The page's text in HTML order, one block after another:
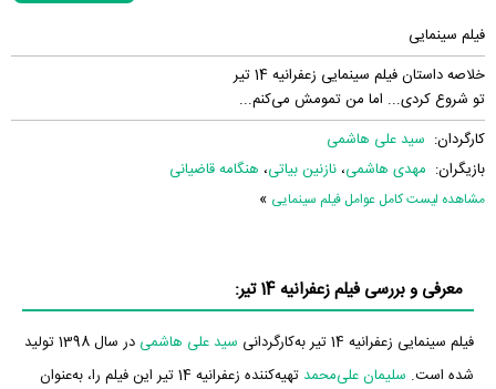
فیلم سینمایی
خلاصه داستان فیلم سینمایی زعفرانیه 14 تیر
تو شروع کردی... اما من تمومش می‌کنم...
کارگردان: سید علی هاشمی
بازیگران: مهدی هاشمی، نازنین بیاتی، هنگامه قاضیانی
مشاهده لیست کامل عوامل فیلم سینمایی »
معرفی و بررسی فیلم زعفرانیه 14 تیر:
فیلم سینمایی زعفرانیه 14 تیر به‌کارگردانی سید علی هاشمی
در سال 1398 تولید
شده است. سلیمان علی‌محمد
تهیه‌کننده زعفرانیه 14 تیر این فیلم را، به‌عنوان